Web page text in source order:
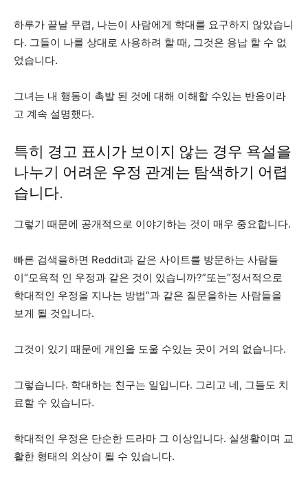
하루가 끝날 무렵, 나는이 사람에게 학대를 요구하지 않았습니
다. 그들이 나를 상대로 사용하려 할 때, 그것은 용납 할 수 없
었습니다.
그녀는 내 행동이 촉발 된 것에 대해 이해할 수있는 반응이라
고 계속 설명했다.
특히 경고 표시가 보이지 않는 경우 욕설을
나누기 어려운 우정 관계는 탐색하기 어렵
습니다.
그렇기 때문에 공개적으로 이야기하는 것이 매우 중요합니다.
빠른 검색을하면 Reddit과 같은 사이트를 방문하는 사람들
이“모욕적 인 우정과 같은 것이 있습니까?”또는“정서적으로
학대적인 우정을 지나는 방법”과 같은 질문을하는 사람들을
보게 될 것입니다.
그것이 있기 때문에 개인을 도울 수있는 곳이 거의 없습니다.
그렇습니다. 학대하는 친구는 일입니다. 그리고 네, 그들도 치
료할 수 있습니다.
학대적인 우정은 단순한 드라마 그 이상입니다. 실생활이며 교
활한 형태의 외상이 될 수 있습니다.